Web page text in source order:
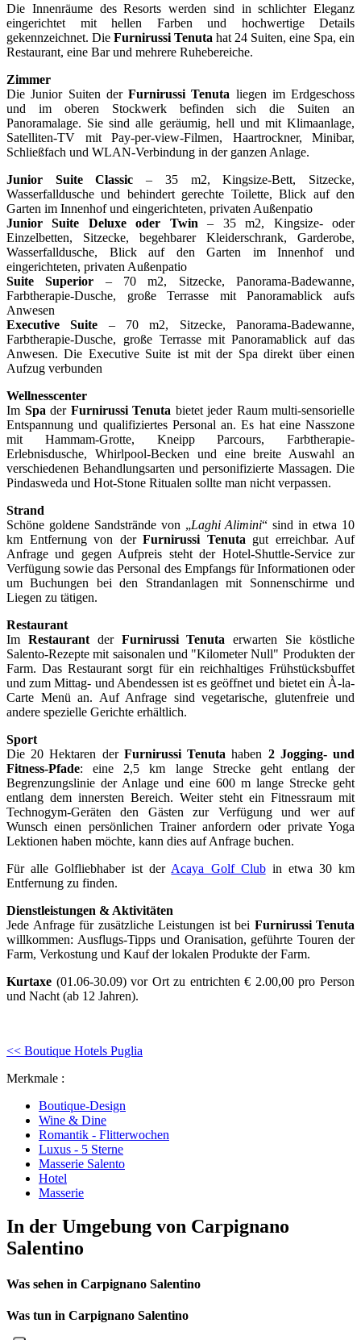
Die Innenräume des Resorts werden sind in schlichter Eleganz
eingerichtet mit hellen Farben und hochwertige Details
gekennzeichnet. Die Furnirussi Tenuta hat 24 Suiten, eine Spa, ein
Restaurant, eine Bar und mehrere Ruhebereiche.
Zimmer
Die Junior Suiten der Furnirussi Tenuta liegen im Erdgeschoss
und im oberen Stockwerk befinden sich die Suiten an
Panoramalage. Sie sind alle geräumig, hell und mit Klimaanlage,
Satelliten-TV mit Pay-per-view-Filmen, Haartrockner, Minibar,
Schließfach und WLAN-Verbindung in der ganzen Anlage.
Junior Suite Classic – 35 m2, Kingsize-Bett, Sitzecke,
Wasserfalldusche und behindert gerechte Toilette, Blick auf den
Garten im Innenhof und eingerichteten, privaten Außenpatio
Junior Suite Deluxe oder Twin – 35 m2, Kingsize- oder
Einzelbetten, Sitzecke, begehbarer Kleiderschrank, Garderobe,
Wasserfalldusche, Blick auf den Garten im Innenhof und
eingerichteten, privaten Außenpatio
Suite Superior – 70 m2, Sitzecke, Panorama-Badewanne,
Farbtherapie-Dusche, große Terrasse mit Panoramablick aufs
Anwesen
Executive Suite – 70 m2, Sitzecke, Panorama-Badewanne,
Farbtherapie-Dusche, große Terrasse mit Panoramablick auf das
Anwesen. Die Executive Suite ist mit der Spa direkt über einen
Aufzug verbunden
Wellnesscenter
Im Spa derFurnirussi Tenuta bietet jeder Raum multi-sensorielle
Entspannung und qualifiziertes Personal an. Es hat eine Nasszone
mit Hammam-Grotte, Kneipp Parcours, Farbtherapie-
Erlebnisdusche, Whirlpool-Becken und eine breite Auswahl an
verschiedenen Behandlungsarten und personifizierte Massagen. Die
Pindasweda und Hot-Stone Ritualen sollte man nicht verpassen.
Strand
Schöne goldene Sandstrände von „Laghi Alimini“ sind in etwa 10
km Entfernung von der Furnirussi Tenuta gut erreichbar. Auf
Anfrage und gegen Aufpreis steht der Hotel-Shuttle-Service zur
Verfügung sowie das Personal des Empfangs für Informationen oder
um Buchungen bei den Strandanlagen mit Sonnenschirme und
Liegen zu tätigen.
Restaurant
Im Restaurant der Furnirussi Tenutaerwarten Sie köstliche
Salento-Rezepte mit saisonalen und "Kilometer Null" Produkten der
Farm. Das Restaurant sorgt für ein reichhaltiges Frühstücksbuffet
und zum Mittag- und Abendessen ist es geöffnet und bietet ein À-la-
Carte Menü an. Auf Anfrage sind vegetarische, glutenfreie und
andere spezielle Gerichte erhältlich.
Sport
Die 20 Hektaren der Furnirussi Tenutahaben 2 Jogging- und
Fitness-Pfade: eine 2,5 km lange Strecke geht entlang der
Begrenzungslinie der Anlage und eine 600 m lange Strecke geht
entlang dem innersten Bereich. Weiter steht ein Fitnessraum mit
Technogym-Geräten den Gästen zur Verfügung und wer auf
Wunsch einen persönlichen Trainer anfordern oder private Yoga
Lektionen haben möchte, kann dies auf Anfrage buchen.
Für alle Golfliebhaber ist der Acaya Golf Clubin etwa 30 km
Entfernung zu finden.
Dienstleistungen & Aktivitäten
Jede Anfrage für zusätzliche Leistungen ist bei Furnirussi Tenuta
willkommen: Ausflugs-Tipps und Oranisation, geführte Touren der
Farm, Verkostung und Kauf der lokalen Produkte der Farm.
Kurtaxe (01.06-30.09) vor Ort zu entrichten € 2.00,00 pro Person
und Nacht (ab 12 Jahren).
<< Boutique Hotels Puglia
Merkmale :
Boutique-Design
Wine & Dine
Romantik - Flitterwochen
Luxus - 5 Sterne
Masserie Salento
Hotel
Masserie
In der Umgebung von Carpignano
Salentino
Was sehen in Carpignano Salentino
Was tun in Carpignano Salentino